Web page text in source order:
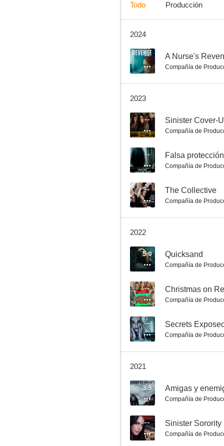
Viviendo en el engaño
--
A Nurse's Revenge
--
Falsa protección
--
Frankie Meets Jack
Todo Producción
2024
-- A Nurse's
Compañía de
2023
-- Sinister Cover-
Compañía de
-- Falsa protección
Compañía de
-- The Collective
Compañía de
2022
5.0 Quicksand
Compañía de
-- Christmas on
Compañía de
-- Secrets
Compañía de
2021
3.5 Amigas y
Compañía de
-- Sinister Sorority
Compañía de